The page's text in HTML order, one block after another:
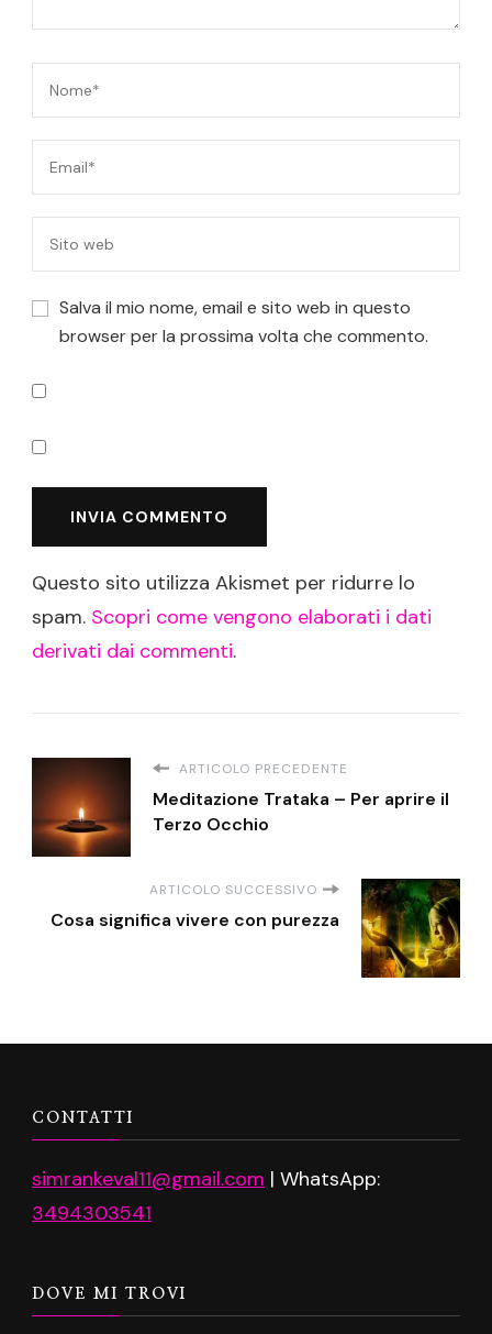
Salva il mio nome, email e sito web in questo
browser per la prossima volta che commento.
Questo sito utilizza Akismet per ridurre lo
spam. Scopri come vengono elaborati i dati
derivati dai commenti.
ARTICOLO PRECEDENTE
Meditazione Trataka – Per aprire il
Terzo Occhio
ARTICOLO SUCCESSIVO
Cosa significa vivere con purezza
CONTATTI
simrankeval11@gmail.com | WhatsApp:
3494303541
DOVE MI TROVI